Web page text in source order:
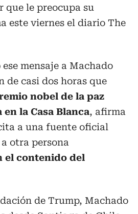
que le preocupa su
este viernes el diario The
mensaje a Machado
de casi dos horas que
nobel de la paz
en la Casa Blanca, afirma
a una fuente oficial
otra persona
el contenido del
de Trump, Machado